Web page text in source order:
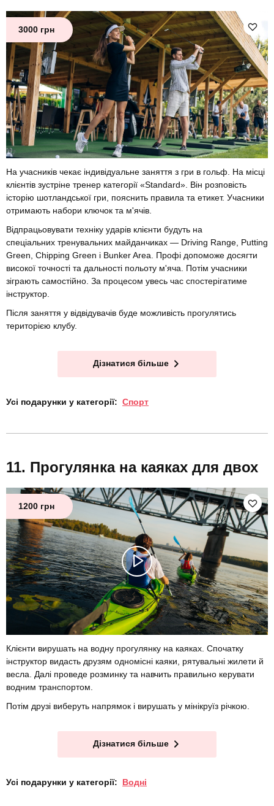
3000 грн
На учасників чекає індивідуальне заняття з гри в гольф. На місці
клієнтів зустріне тренер категорії «Standard». Він розповість
історію шотландської гри, пояснить правила та етикет. Учасники
отримають набори ключок та м'ячів.
Відпрацьовувати техніку ударів клієнти будуть на
спеціальних тренувальних майданчиках — Driving Range, Putting
Green, Chipping Green і Bunker Area. Профі допоможе досягти
високої точності та дальності польоту м'яча. Потім учасники
зіграють самостійно. За процесом увесь час спостерігатиме
інструктор.
Після заняття у відвідувачів буде можливість прогулятись
територією клубу.
Дізнатися більше
Усі подарунки у категорії: Спорт
Прогулянка на каяках для двох
1200 грн
Клієнти вирушать на водну прогулянку на каяках. Спочатку
інструктор видасть друзям одномісні каяки, рятувальні жилети й
весла. Далі проведе розминку та навчить правильно керувати
водним транспортом.
Потім друзі виберуть напрямок і вирушать у мінікруїз річкою.
Дізнатися більше
Усі подарунки у категорії: Водні